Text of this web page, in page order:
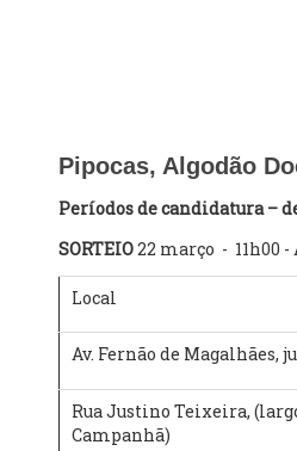
Pipocas, Algodão
Períodos de candidatura –
SORTEIO22 março - 11h00
Local
Av. Fernão de Magalhães,
Rua Justino Teixeira,
Campanhã)